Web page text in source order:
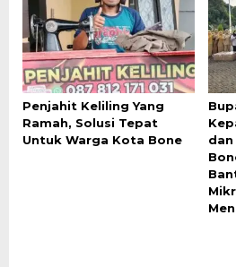
Penjahit Keliling Yang
Ramah, Solusi Tepat
Untuk Warga Kota Bone
dan